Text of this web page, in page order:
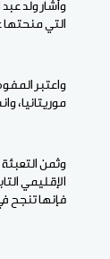
وأشار ولد
التي
واعتبر
موريتانيا،
وثمن
الإقليمي
فإنها تنجح